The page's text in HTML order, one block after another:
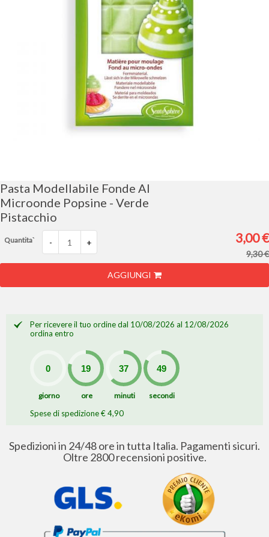
galleria
di
immagini
Pasta Modellabile Fonde Al
Microonde Popsine - Verde
Pistacchio
Quantita` - +
AGGIUNGI
3,00 €
9,30 €
Per ricevere il tuo ordine dal 10/08/2026 al 12/08/2026
ordina entro
giorno ore minuti secondi
Spese di spedizione € 4,90
Spedizioni in 24/48 ore in tutta Italia. Pagamenti sicuri.
Oltre 2800 recensioni positive.